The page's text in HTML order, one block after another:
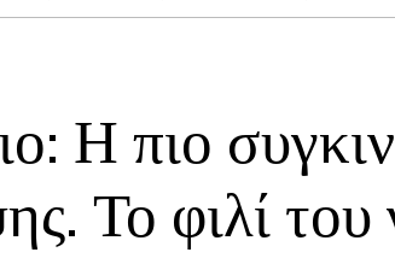
Η πιο
Το φιλί του